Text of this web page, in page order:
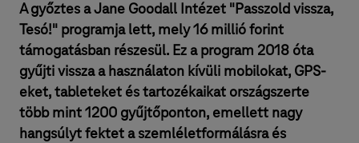
A győztes a Jane Goodall Intézet "Passzold vissza,
Tesó!" programja lett, mely 16 millió forint
támogatásban részesül. Ez a program 2018 óta
gyűjti vissza a használaton kívüli mobilokat, GPS-
eket, tableteket és tartozékaikat országszerte
több mint 1200 gyűjtőponton, emellett nagy
hangsúlyt fektet a szemléletformálásra és